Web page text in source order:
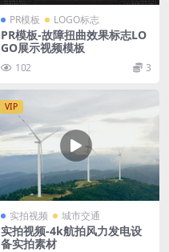
PR模板 LOGO标志
PR模板-故障扭曲效果标志LO
GO展示视频模板
102 3
VIP
实拍视频 城市交通
实拍视频-4k航拍风力发电设
备实拍素材